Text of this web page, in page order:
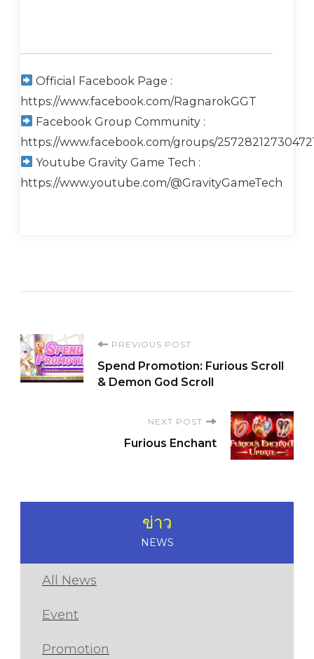
Official Facebook Page :
https://www.facebook.com/RagnarokGGT
Facebook Group Community :
https://www.facebook.com/groups/
Youtube Gravity Game Tech :
https://www.youtube.com/@GravityGameTech
Post
Navigation
PREVIOUS POST
Spend Promotion: Furious Scroll
& Demon God Scroll
NEXT POST
Furious Enchant
ข่าว
NEWS
All News
Event
Promotion